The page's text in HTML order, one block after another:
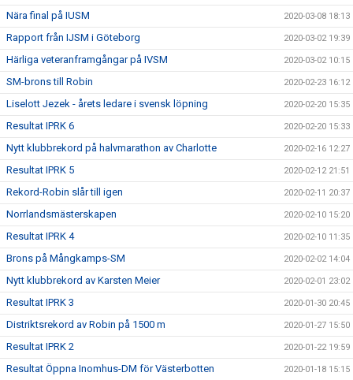
Nära final på IUSM 2020-03-08 18:13
Rapport från IJSM i Göteborg 2020-03-02 19:39
Härliga veteranframgångar på IVSM 2020-03-02 10:15
SM-brons till Robin 2020-02-23 16:12
Liselott Jezek - årets ledare i svensk löpning 2020-02-20 15:35
Resultat IPRK 6 2020-02-20 15:33
Nytt klubbrekord på halvmarathon av Charlotte 2020-02-16 12:27
Resultat IPRK 5 2020-02-12 21:51
Rekord-Robin slår till igen 2020-02-11 20:37
Norrlandsmästerskapen 2020-02-10 15:20
Resultat IPRK 4 2020-02-10 11:35
Brons på Mångkamps-SM 2020-02-02 14:04
Nytt klubbrekord av Karsten Meier 2020-02-01 23:02
Resultat IPRK 3 2020-01-30 20:45
Distriktsrekord av Robin på 1500 m 2020-01-27 15:50
Resultat IPRK 2 2020-01-22 19:59
Resultat Öppna Inomhus-DM för Västerbotten 2020-01-18 15:15